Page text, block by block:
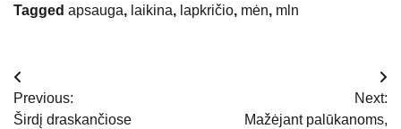
Tagged apsauga, laikina, lapkričio, mėn, mln
Navigacija
tarp
Previous:
Širdį draskančiose
Next:
Mažėjant palūkanoms,